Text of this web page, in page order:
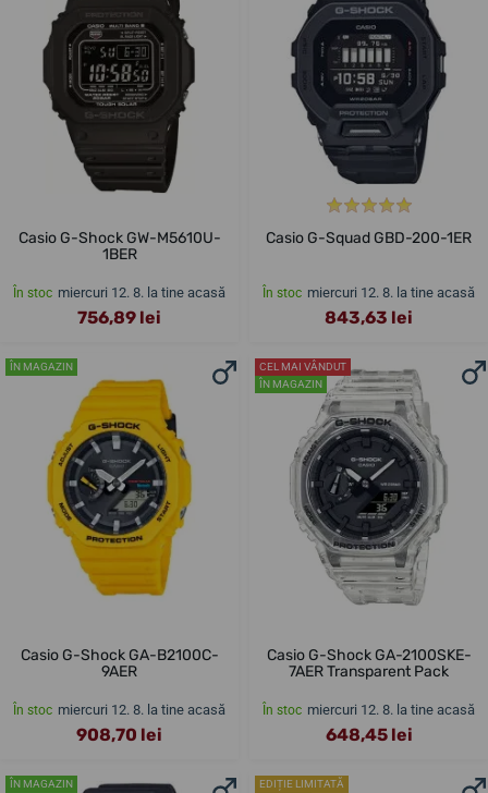
Casio G-Shock GW-M5610U-
1BER
În stoc miercuri 12. 8. la tine acasă
756,89 lei
Casio G-Squad GBD-200-1ER
În stoc miercuri 12. 8. la tine acasă
843,63 lei
ÎN MAGAZIN
Casio G-Shock GA-B2100C-
9AER
În stoc miercuri 12. 8. la tine acasă
908,70 lei
CEL MAI VÂNDUT
ÎN MAGAZIN
Casio G-Shock GA-2100SKE-
7AER Transparent Pack
În stoc miercuri 12. 8. la tine acasă
648,45 lei
ÎN MAGAZIN
EDIȚIE LIMITATĂ